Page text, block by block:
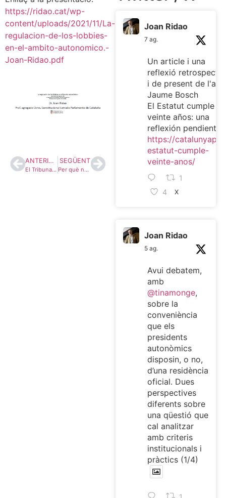
https://ridao.cat/wp-
content/uploads/2021/11/La-
regulacion-de-los-lobbies-
en-el-ambito-autonomico.-
Joan-Ridao.pdf
ANTERIOR
El Tribunal Constitucional y su parva renovación
SEGÜENT
Per què no ha de passar res amb el català a l’escola
Joan Ridao
7 ag.
Un article i una
reflexió
i de present de
Jaume Bosch
El Estatut cumple
veinte años: una
reflexión pendiente
https://
estatut-cumple-
veinte-anos/
1
4
X
Joan Ridao
5 ag.
Avui debatem,
amb
@tinamonge,
sobre la
conveniència
que els
presidents
autonòmics
disposin, o no,
d’una residència
oficial. Dues
perspectives
diferents sobre
una qüestió que
cal analitzar
amb criteris
institucionals i
pràctics (1/4)